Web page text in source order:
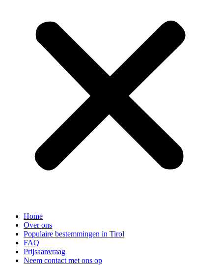
Home
Over ons
Populaire bestemmingen in Tirol
FAQ
Prijsaanvraag
Neem contact met ons op